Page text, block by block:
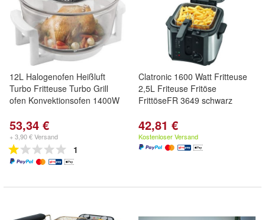
12L Halogenofen Heißluft
Turbo Fritteuse Turbo Grill
ofen Konvektionsofen 1400W
53,34 €
+ 3,90 € Versand
1
Clatronic 1600 Watt Fritteuse
2,5L Friteuse Fritöse
FrittöseFR 3649 schwarz
42,81 €
Kostenloser Versand